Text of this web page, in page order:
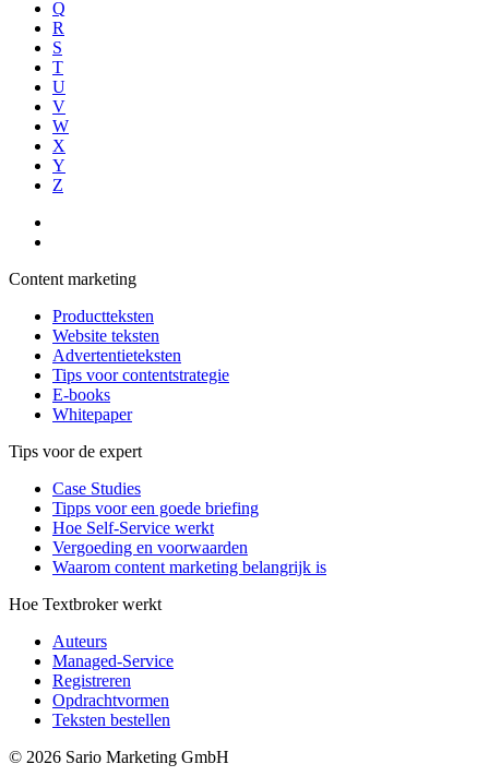
Q
R
S
T
U
V
W
X
Y
Z
Content marketing
Productteksten
Website teksten
Advertentieteksten
Tips voor contentstrategie
E-books
Whitepaper
Tips voor de expert
Case Studies
Tipps voor een goede briefing
Hoe Self-Service werkt
Vergoeding en voorwaarden
Waarom content marketing belangrijk is
Hoe Textbroker werkt
Auteurs
Managed-Service
Registreren
Opdrachtvormen
Teksten bestellen
© 2026 Sario Marketing GmbH